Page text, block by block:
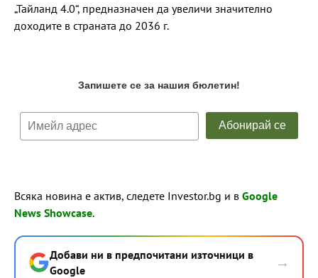
„Тайланд 4.0“, предназначен да увеличи значително
доходите в страната до 2036 г.
Всяка новина е актив, следете Investor.bg и в Google
News Showcase.
Добави ни в предпочитани източници в
Google
→